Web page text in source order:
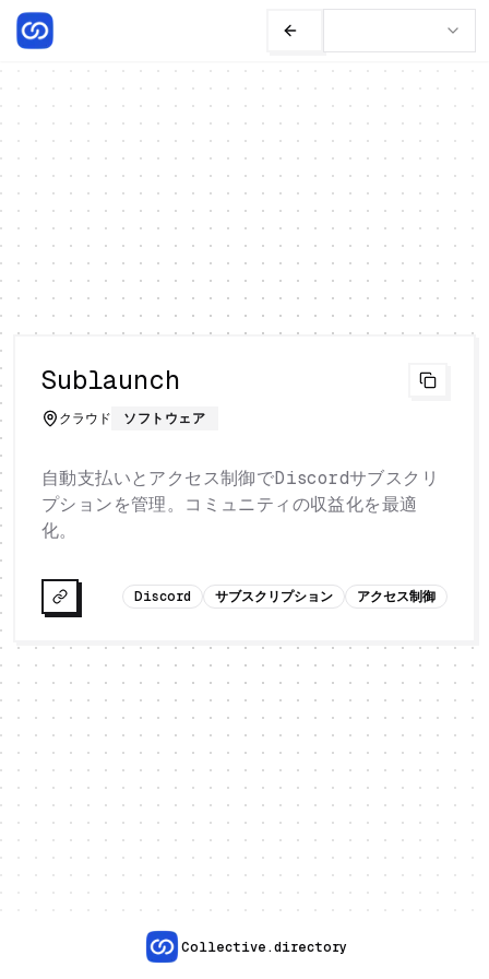
Sublaunch
クラウド ソフトウェア
自動支払いとアクセス制御でDiscordサブスクリ
プションを管理。コミュニティの収益化を最適
化。
Discord サブスクリプション アクセス制御
Collective.directory